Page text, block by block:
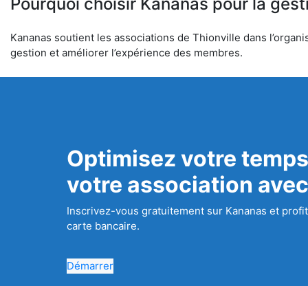
Kananas soutient les associations de Thionville dans
gestion et améliorer l’expérience des membres.
Optimisez votre
votre association
Inscrivez-vous gratuitement sur Kananas et
carte bancaire.
Démarrer